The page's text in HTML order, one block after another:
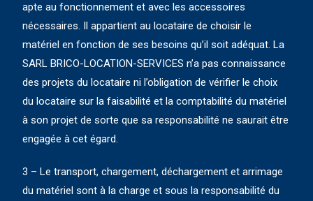
apte au fonctionnement et avec les accessoires
nécessaires. Il appartient au locataire de choisir le
matériel en fonction de ses besoins qu’il soit adéquat. La
SARL BRICO-LOCATION-SERVICES n’a pas connaissance
des projets du locataire ni l’obligation de vérifier le choix
du locataire sur la faisabilité et la comptabilité du matériel
à son projet de sorte que sa responsabilité ne saurait être
engagée à cet égard.
3 – Le transport, chargement, déchargement et arrimage
du matériel sont à la charge et sous la responsabilité du